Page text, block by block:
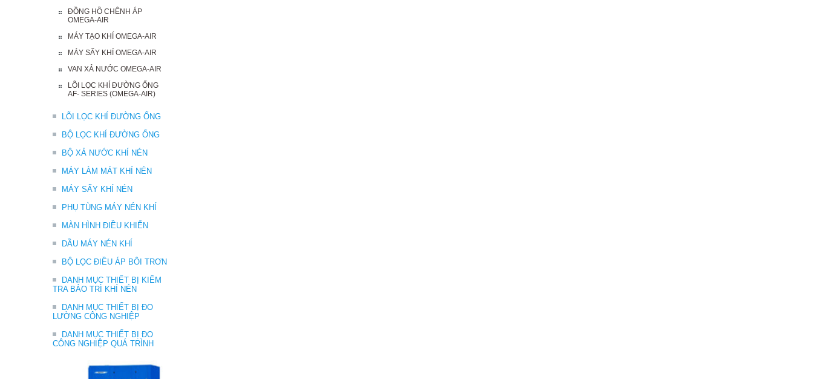
ĐỒNG HỒ CHÊNH ÁP
OMEGA-AIR
MÁY TẠO KHÍ OMEGA-AIR
MÁY SẤY KHÍ OMEGA-AIR
VAN XẢ NƯỚC OMEGA-AIR
LÕI LỌC KHÍ ĐƯỜNG ỐNG
AF- SERIES (OMEGA-AIR)
LÕI LỌC KHÍ ĐƯỜNG ỐNG
BỘ LỌC KHÍ ĐƯỜNG ỐNG
BỘ XẢ NƯỚC KHÍ NÉN
MÁY LÀM MÁT KHÍ NÉN
MÁY SẤY KHÍ NÉN
PHỤ TÙNG MÁY NÉN KHÍ
MÀN HÌNH ĐIỀU KHIỂN
DẦU MÁY NÉN KHÍ
BỘ LỌC ĐIỀU ÁP BÔI TRƠN
DANH MỤC THIẾT BỊ KIỂM
TRA BẢO TRÌ KHÍ NÉN
DANH MỤC THIẾT BỊ ĐO
LƯỜNG CÔNG NGHIỆP
DANH MỤC THIẾT BỊ ĐO
CÔNG NGHIỆP QUÁ TRÌNH